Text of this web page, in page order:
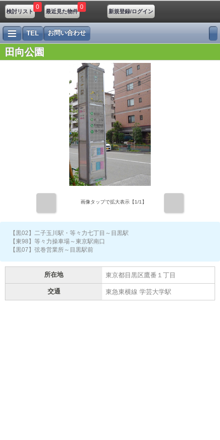
検討リスト
0
最近見た物件
0
新規登録/ログイン
TEL お問い合わせ
田向公園
画像タップで拡大表示【1/1】
【黒02】二子玉川駅・等々力七丁目～目黒駅
【東98】等々力操車場～東京駅南口
【黒07】弦巻営業所～目黒駅前
所在地 東京都目黒区鷹番１丁目
交通 東急東横線 学芸大学駅